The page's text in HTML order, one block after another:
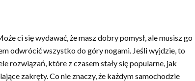
ci się wydawać, że masz dobry pomysł, ale musisz go
odwrócić wszystko do góry nogami. Jeśli wyjdzie, to
rozwiązań, które z czasem stały się popularne, jak
zakręty. Co nie znaczy, że każdym samochodzie